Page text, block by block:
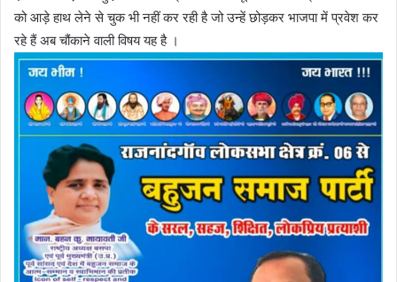
को आड़े हाथ लेने से चुक भी नहीं कर रही है जो उन्हें छोड़कर भाजपा में प्रवेश कर
रहे हैं अब चौंकाने वाली विषय यह है ।